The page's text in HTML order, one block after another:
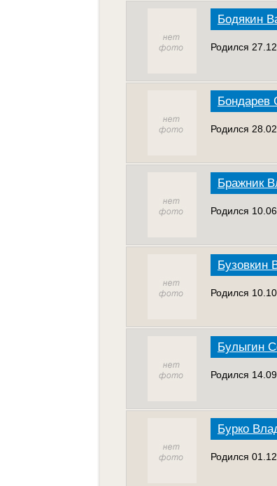
Бодякин
Родился
Бондарев
Родился
Бражник
Родился
Бузовкин
Родился
Булыгин
Родился
Бурко
Родился